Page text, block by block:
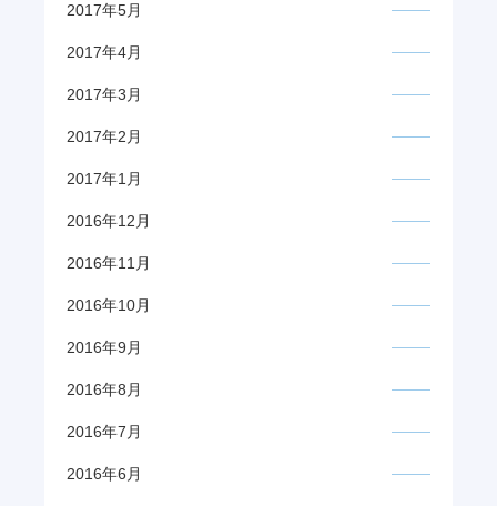
2017年5月
2017年4月
2017年3月
2017年2月
2017年1月
2016年12月
2016年11月
2016年10月
2016年9月
2016年8月
2016年7月
2016年6月